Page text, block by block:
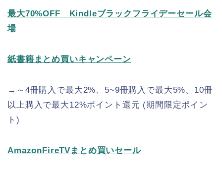
最大70%OFF Kindleブラックフライデーセール会
場
紙書籍まとめ買いキャンペーン
→～4冊購入で最大2%、5~9冊購入で最大5%、10冊
以上購入で最大12%ポイント還元 (期間限定ポイン
ト)
AmazonFireTVまとめ買いセール